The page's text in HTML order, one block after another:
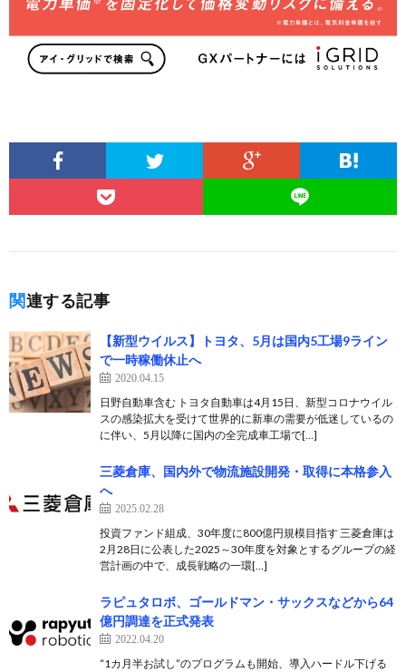
関連する記事
【新型ウイルス】トヨタ、5月は国内5工場9ライン
で一時稼働休止へ
2020.04.15
日野自動車含む トヨタ自動車は4月15日、新型コロナウイル
スの感染拡大を受けて世界的に新車の需要が低迷しているの
に伴い、5月以降に国内の全完成車工場で[…]
三菱倉庫、国内外で物流施設開発・取得に本格参入
へ
2025.02.28
投資ファンド組成、30年度に800億円規模目指す 三菱倉庫は
2月28日に公表した2025～30年度を対象とするグループの経
営計画の中で、成長戦略の一環[…]
ラピュタロボ、ゴールドマン・サックスなどから64
億円調達を正式発表
2022.04.20
“1カ月半お試し”のプログラムも開始、導入ハードル下げる